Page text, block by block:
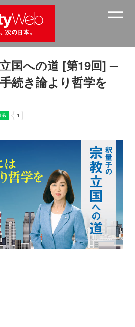
国への道 [第19回] ─
続き論より哲学を